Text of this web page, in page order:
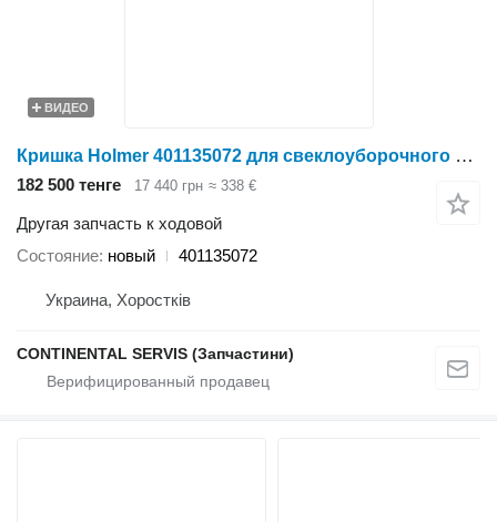
ВИДЕО
Кришка Holmer 401135072 для свеклоуборочного комбайна
182 500 тенге 17 440 грн ≈ 338 €
Другая запчасть к ходовой
Состояние новый 401135072
Украина, Хоростків
CONTINENTAL SERVIS (Запчастини)